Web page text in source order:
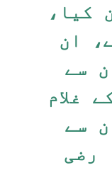
کیا،
ان
سے
غلام
سے
رضی